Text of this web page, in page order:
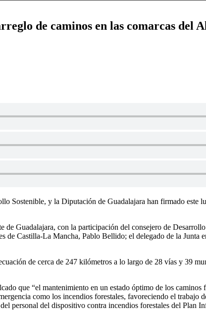
de caminos en las comarcas
Sostenible, y la Diputación de Guadalajara han firmado este
Guadalajara, con la participación del consejero de
de Castilla-La Mancha, Pablo Bellido; el delegado de la
de cerca de 247 kilómetros a lo largo de 28 vías y 39
que “el mantenimiento en un estado óptimo de los
como los incendios forestales, favoreciendo el trabajo
personal del dispositivo contra incendios forestales del Plan